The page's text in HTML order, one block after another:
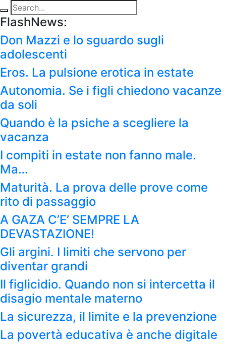
FlashNews:
Don Mazzi e lo sguardo sugli
adolescenti
Eros. La pulsione erotica in estate
Autonomia. Se i figli chiedono vacanze
da soli
Quando è la psiche a scegliere la
vacanza
I compiti in estate non fanno male.
Ma…
Maturità. La prova delle prove come
rito di passaggio
A GAZA C’E’ SEMPRE LA
DEVASTAZIONE!
Gli argini. I limiti che servono per
diventar grandi
Il figlicidio. Quando non si intercetta il
disagio mentale materno
La sicurezza, il limite e la prevenzione
La povertà educativa è anche digitale